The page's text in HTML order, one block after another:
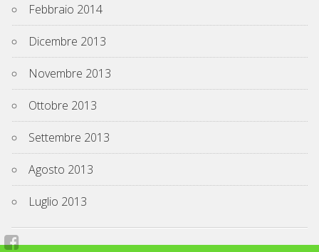
Febbraio 2014
Dicembre 2013
Novembre 2013
Ottobre 2013
Settembre 2013
Agosto 2013
Luglio 2013